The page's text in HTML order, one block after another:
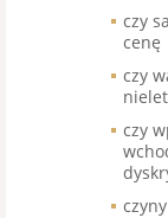
czy
cenę
czy
czy